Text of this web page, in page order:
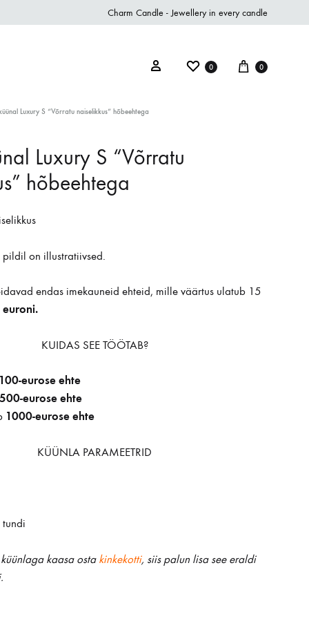
Charm Candle - Jewellery in every candle
0 0
Luxury S “Võrratu naiselikkus” hõbeehtega
Luxury S “Võrratu
hõbeehtega
on illustratiivsed.
endas imekauneid ehteid, mille väärtus ulatub 15
KUIDAS SEE TÖÖTAB?
eurose ehte
500-eurose ehte
1000-eurose ehte
KÜÜNLA PARAMEETRID
kaasa osta kinkekotti, siis palun lisa see eraldi